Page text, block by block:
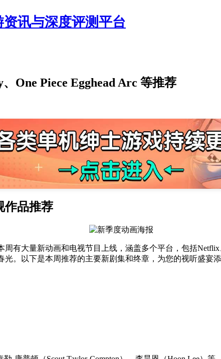
讯与深度评测平台
One Piece Egghead Arc 等推荐
作品推荐
有大量新动画和电视节目上线，涵盖多个平台，包括
。以下是本周推荐的主要新剧集和终章，为您的视听盛宴添